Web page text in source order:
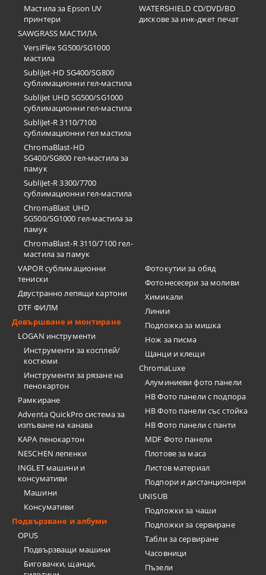
Мастила за Epson UV
принтери
SAWGRASS МАСТИЛА
VersiFlex SG500/SG1000
мастила
SubliJet-HD SG400/SG800
сублимационни гел-мастила
SubliJet UHD SG500/SG1000
сублимационни гел-мастила
SubliJet-R 3110/7100
сублимационни гел мастила
ChromaBlast-HD
SG400/SG800 гел-мастила за
памук
SubliJet-R 3300/7700
сублимационни гел-мастила
ChromaBlast UHD
SG500/SG1000 гел-мастила за
памук
ChromaBlast-R 3110/7100 гел-
мастила за памук
WATERSHIELD CD/DVD/BD
дискове за инк-джет печат
VAPOR сублимационни
тениски
Двустранно лепящи картони
DTF ФИЛМ
Довършване и монтиране
LOGAN инструменти
Инструменти за косплей/
костюми
Инструменти за рязане на
пенокартон
Рамкиране
Adventa QuickPro система за
изпъване на канава
KAPA пенокартон
NESCHEN лепенки
INGLET машини и
консумативи
Машини
Консумативи
Подвързване и албуми
OPUS
Подвързващи машини
Биговачки, щанци,
Фотокутии за обяд
Фотонесесери за моливи
Химикали
Линии
Подложка за мишка
Нож за писма
Щанци и клещи
ChromaLuxe
Алуминиеви фото панели
HB Фото панели с подпора
HB Фото панели със стойка
HB Фото панели с панти
MDF Фото панели
Плотове за маса
Листов материал
Подпори и дистанционери
UNISUB
Подложки за чаши
Подложки за сервиране
Табли за сервиране
Часовници
Пъзели